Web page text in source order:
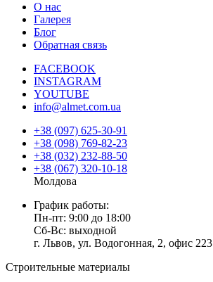
О нас
Галерея
Блог
Обратная связь
FACEBOOK
INSTAGRAM
YOUTUBE
info@almet.com.ua
+38 (097) 625-30-91
+38 (098) 769-82-23
+38 (032) 232-88-50
+38 (067) 320-10-18
Молдова
График работы:
Пн-пт: 9:00 до 18:00
Сб-Вс: выходной
г. Львов, ул. Водогонная, 2, офис 223
Строительные материалы